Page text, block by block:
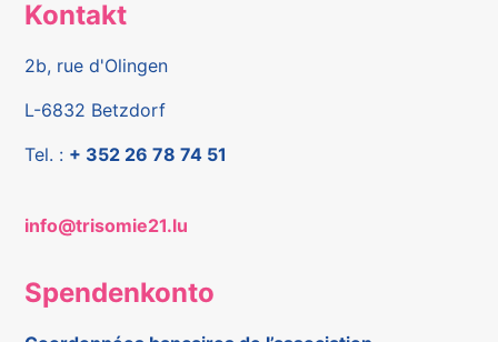
Kontakt
2b, rue d'Olingen
L-6832 Betzdorf
Tel. : + 352 26 78 74 51
info@trisomie21.lu
Spendenkonto